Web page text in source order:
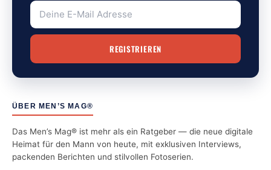
ÜBER MEN’S MAG®
Das Men’s Mag® ist mehr als ein Ratgeber — die neue digitale
Heimat für den Mann von heute, mit exklusiven Interviews,
packenden Berichten und stilvollen Fotoserien.